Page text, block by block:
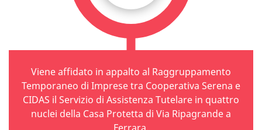
Viene affidato in appalto al Raggruppamento
Temporaneo di Imprese tra Cooperativa Serena e
CIDAS il Servizio di Assistenza Tutelare in quattro
nuclei della Casa Protetta di Via Ripagrande a
Ferrara.